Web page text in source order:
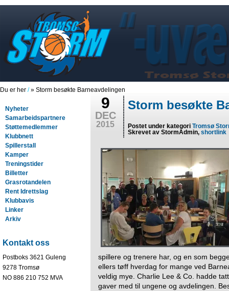
Du er her /» Storm besøkte Barneavdelingen
Nyheter
Samarbeidspartnere
Støttemedlemmer
Klubbnett
Spillerstall
Kamper
Treningstider
Billetter
Grasrotandelen
Rent Idrettslag
Klubbavis
Linker
Arkiv
Kontakt oss
Postboks 3621 Guleng
9278 Tromsø
NO 886 210 752 MVA
9
DEC
2015
Storm besøkte
Postet under kategoriTromsø
Skrevet av StormAdmin,shortlink
spillere og trenere har, og en som
ellers tøff hverdag for mange ved
veldig mye. Charlie Lee & Co. hadde
gaver med til ungene og avdelingen.